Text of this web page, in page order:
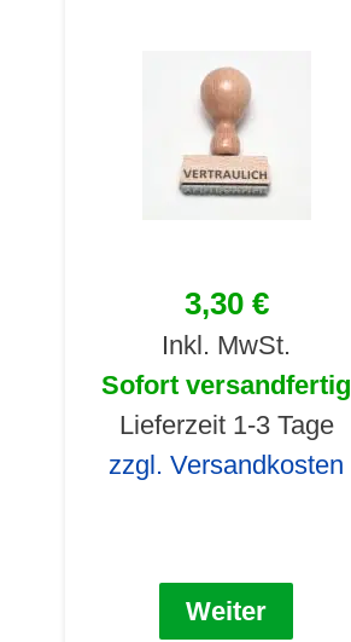
3,30 €
Inkl. MwSt.
Sofort versandfertig
Lieferzeit 1-3 Tage
zzgl. Versandkosten
Weiter